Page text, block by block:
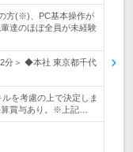
方(※)、PC基本操作が
達のほぼ全員が未経験
分＞ ◆本社 東京都千代
を考慮の上で決定しま
賞与あり。※上記…